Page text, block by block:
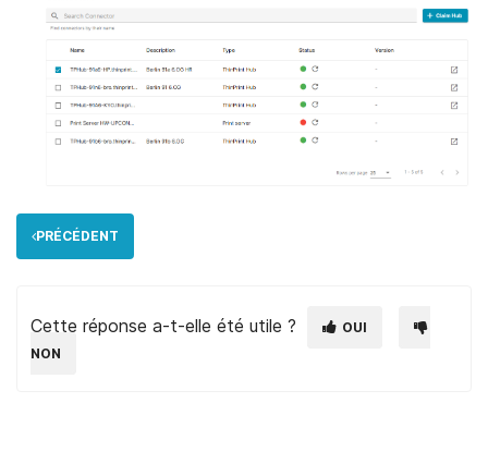
PRÉCÉDENT
Cette réponse a-t-elle été utile ?
OUI
NON